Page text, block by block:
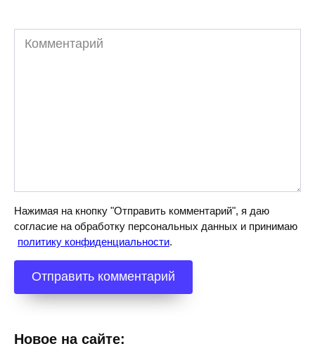
Комментарий
Нажимая на кнопку "Отправить комментарий", я даю
согласие на обработку персональных данных и принимаю
политику конфиденциальности.
Новое на сайте: